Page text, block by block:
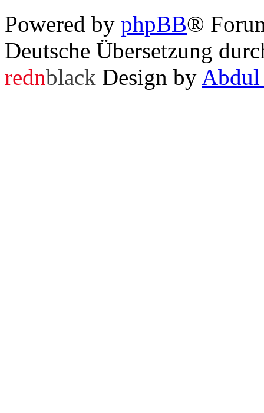
Powered by phpBB®
Deutsche Übersetzung
rednblack Design by Abdul